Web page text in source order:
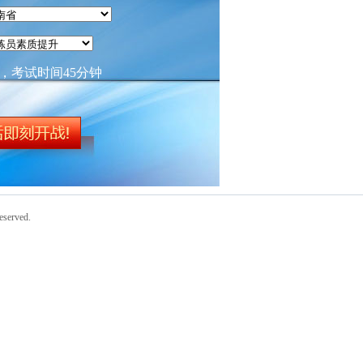
考试时间45分钟